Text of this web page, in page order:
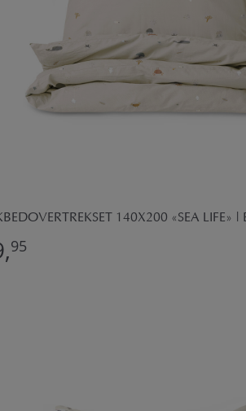
140X200 «SEA LIFE»
95